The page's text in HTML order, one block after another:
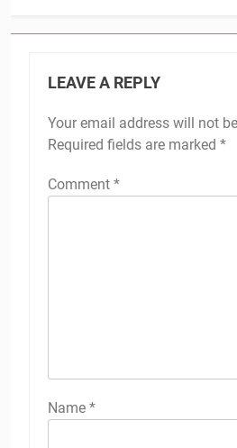
LEAVE A REPLY
Your email address will not
Required fields are marked *
Comment *
Name *